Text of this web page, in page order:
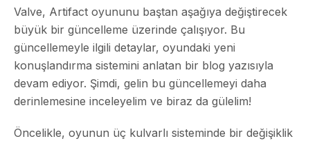
Valve, Artifact oyununu baştan aşağıya değiştirecek
büyük bir güncelleme üzerinde çalışıyor. Bu
güncellemeyle ilgili detaylar, oyundaki yeni
konuşlandırma sistemini anlatan bir blog yazısıyla
devam ediyor. Şimdi, gelin bu güncellemeyi daha
derinlemesine inceleyelim ve biraz da gülelim!
Öncelikle, oyunun üç kulvarlı sisteminde bir değişiklik